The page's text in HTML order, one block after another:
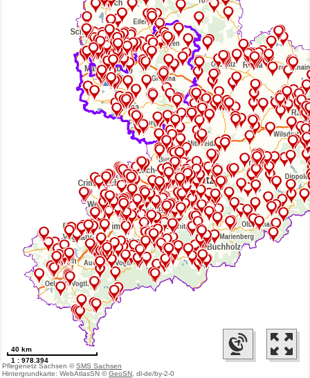
Pflegenetz Sachsen ©SMS Sachsen
Hintergrundkarte: WebAtlasSN ©GeoSN , dl-de/by-2-0
40 km
1 : 978.394